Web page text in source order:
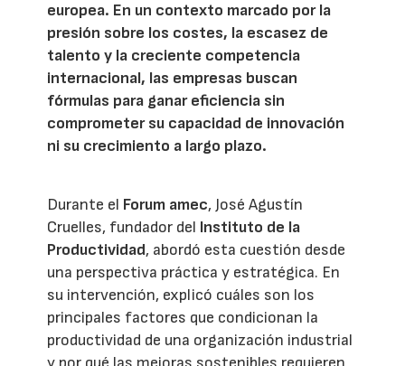
europea. En un contexto marcado por la
presión sobre los costes, la escasez de
talento y la creciente competencia
internacional, las empresas buscan
fórmulas para ganar eficiencia sin
comprometer su capacidad de innovación
ni su crecimiento a largo plazo.
Durante el Forum amec, José Agustín
Cruelles, fundador del Instituto de la
Productividad, abordó esta cuestión desde
una perspectiva práctica y estratégica. En
su intervención, explicó cuáles son los
principales factores que condicionan la
productividad de una organización industrial